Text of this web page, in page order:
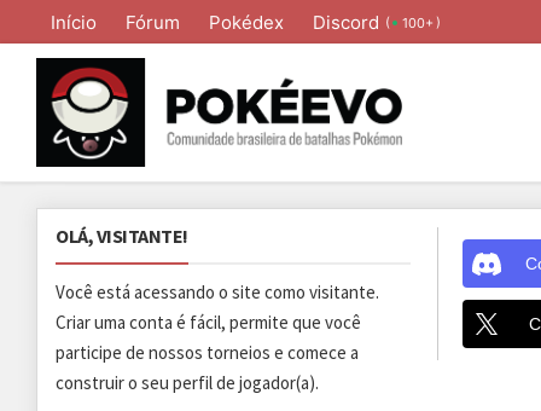
Início Fórum Pokédex Discord ( 100+ )
OLÁ, VISITANTE!
Você está acessando o site como visitante.
Criar uma conta é fácil, permite que você
participe de nossos torneios e comece a
construir o seu perfil de jogador(a).